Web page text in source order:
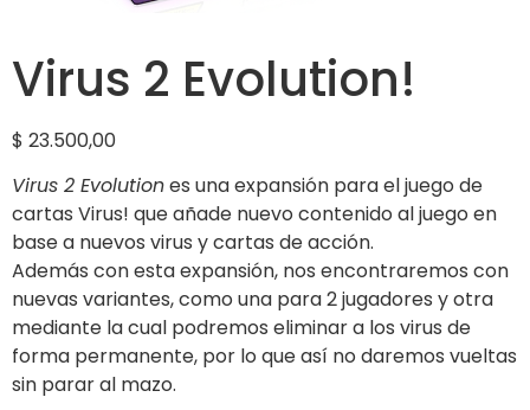
Virus 2 Evolution!
$ 23.500,00
Virus 2 Evolutiones una expansión para el juego de
cartas Virus! que añade nuevo contenido al juego en
base a nuevos virus y cartas de acción.
Además con esta expansión, nos encontraremos con
nuevas variantes, como una para 2 jugadores y otra
mediante la cual podremos eliminar a los virus de
forma permanente, por lo que así no daremos vueltas
sin parar al mazo.